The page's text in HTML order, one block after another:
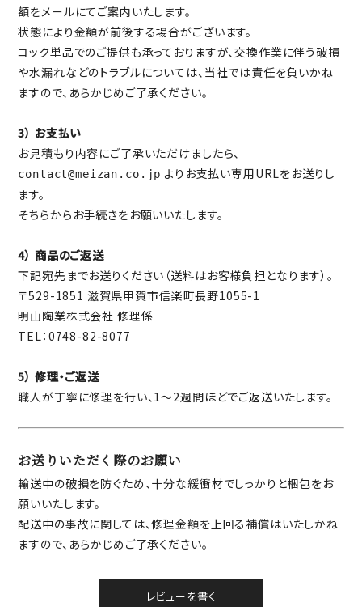
額をメールにてご案内いたします。
状態により金額が前後する場合がございます。
コック単品でのご提供も承っておりますが、交換作業に伴う破損
や水漏れなどのトラブルについては、当社では責任を負いかね
ますので、あらかじめご了承ください。
3） お支払い
お見積もり内容にご了承いただけましたら、
contact@meizan.co.jp よりお支払い専用URLをお送りし
ます。
そちらからお手続きをお願いいたします。
4） 商品のご返送
下記宛先までお送りください（送料はお客様負担となります）。
〒529-1851 滋賀県甲賀市信楽町長野1055-1
明山陶業株式会社 修理係
TEL：0748-82-8077
5） 修理・ご返送
職人が丁寧に修理を行い、1〜2週間ほどでご返送いたします。
お送りいただく際のお願い
輸送中の破損を防ぐため、十分な緩衝材でしっかりと梱包をお
願いいたします。
配送中の事故に関しては、修理金額を上回る補償はいたしかね
ますので、あらかじめご了承ください。
レビューを書く